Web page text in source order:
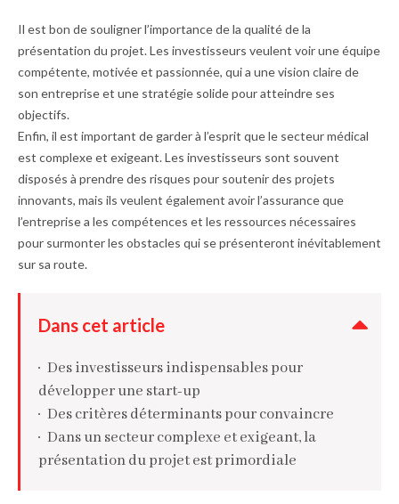
Il est bon de souligner l’importance de la qualité de la
présentation du projet. Les investisseurs veulent voir une équipe
compétente, motivée et passionnée, qui a une vision claire de
son entreprise et une stratégie solide pour atteindre ses
objectifs.
Enfin, il est important de garder à l’esprit que le secteur médical
est complexe et exigeant. Les investisseurs sont souvent
disposés à prendre des risques pour soutenir des projets
innovants, mais ils veulent également avoir l’assurance que
l’entreprise a les compétences et les ressources nécessaires
pour surmonter les obstacles qui se présenteront inévitablement
sur sa route.
Dans cet article
Des investisseurs indispensables pour
développer une start-up
Des critères déterminants pour convaincre
Dans un secteur complexe et exigeant, la
présentation du projet est primordiale